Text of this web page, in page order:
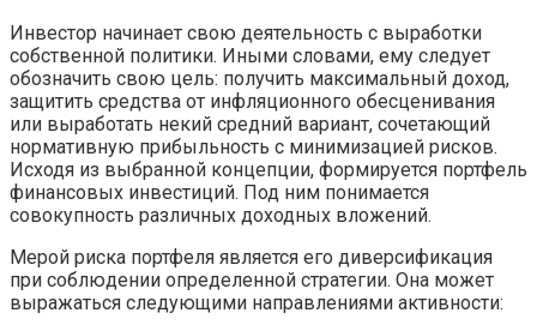
Инвестор начинает свою деятельность с выработки
собственной политики. Иными словами, ему следует
обозначить свою цель: получить максимальный доход,
защитить средства от инфляционного обесценивания
или выработать некий средний вариант, сочетающий
нормативную прибыльность с минимизацией рисков.
Исходя из выбранной концепции, формируется портфель
финансовых инвестиций. Под ним понимается
совокупность различных доходных вложений.
Мерой риска портфеля является его диверсификация
при соблюдении определенной стратегии. Она может
выражаться следующими направлениями активности: